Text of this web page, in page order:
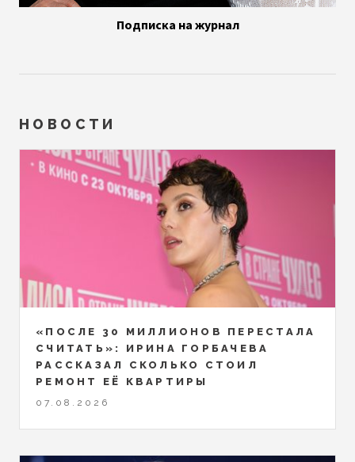
Подписка на журнал
НОВОСТИ
«ПОСЛЕ 30 МИЛЛИОНОВ ПЕРЕСТАЛА
СЧИТАТЬ»: ИРИНА ГОРБАЧЕВА
РАССКАЗАЛ СКОЛЬКО СТОИЛ
РЕМОНТ ЕЁ КВАРТИРЫ
07.08.2026